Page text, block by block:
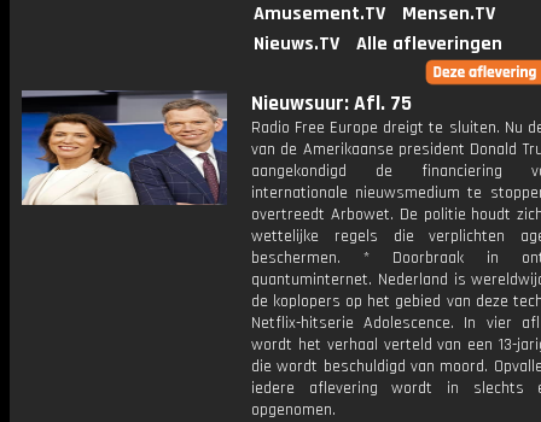
Amusement.TV
Mensen.TV
Nieuws.TV
Alle afleveringen
Nieuwsuur: Afl. 75
Radio Free Europe dreigt te sluiten. Nu
van de Amerikaanse president Donald
aangekondigd de financiering
internationale nieuwsmedium te
overtreedt Arbowet. De politie houdt
wettelijke regels die verplichten
beschermen. * Doorbraak in
quantuminternet. Nederland is
de koplopers op het gebied van deze
Netflix-hitserie Adolescence. In vier
wordt het verhaal verteld van een 13-
die wordt beschuldigd van moord.
iedere aflevering wordt in slechts
opgenomen.